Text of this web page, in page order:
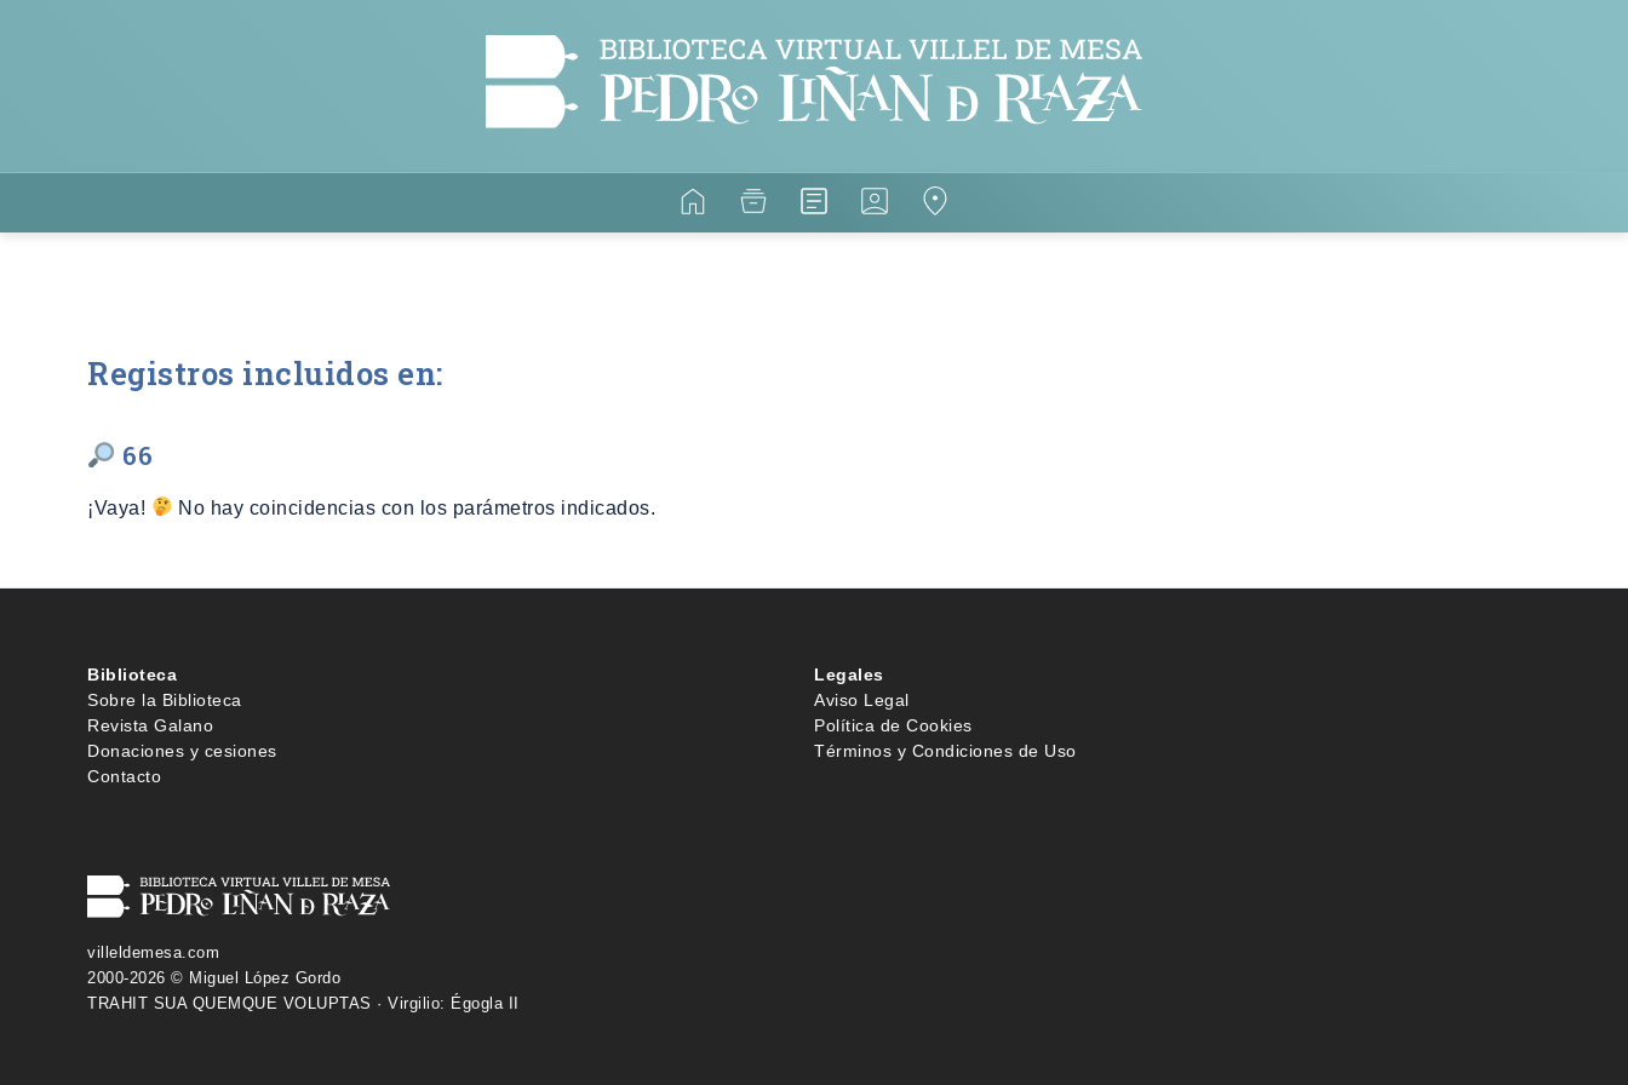
Registros incluidos en:
66
¡Vaya! No hay coincidencias con los parámetros indicados.
Biblioteca
Sobre la Biblioteca
Revista Galano
Donaciones y cesiones
Contacto
Legales
Aviso Legal
Política de Cookies
Términos y Condiciones de Uso
villeldemesa.com
2000-2026 © Miguel López Gordo
TRAHIT SUA QUEMQUE VOLUPTAS · Virgilio: Égogla II